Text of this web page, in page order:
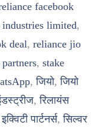
facebook
industries limited,
deal, reliance jio
, stake
,जियो,जियो
,रिलायंस
पार्टनर्स,सिल्वर